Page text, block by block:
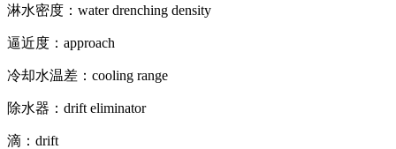
淋水密度：water drenching density
逼近度：approach
冷却水温差：cooling range
除水器：drift eliminator
滴：drift